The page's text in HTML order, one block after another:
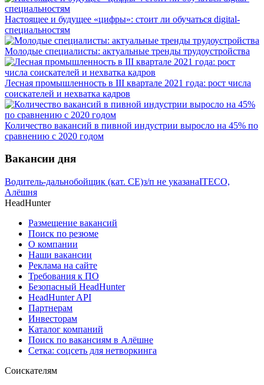
Настоящее и будущее «цифры»: стоит ли обучаться digital-
специальностям
Молодые специалисты: актуальные тренды трудоустройства
Лесная промышленность в III квартале 2021 года: рост числа
соискателей и нехватка кадров
Количество вакансий в пивной индустрии выросло на 45% по
сравнению с 2020 годом
Вакансии дня
Водитель-дальнобойщик (кат. CE)з/п не указанаITECO,
Алёшня
HeadHunter
Размещение вакансий
Поиск по резюме
О компании
Наши вакансии
Реклама на сайте
Требования к ПО
Безопасный HeadHunter
HeadHunter API
Партнерам
Инвесторам
Каталог компаний
Поиск по вакансиям в Алёшне
Сетка: соцсеть для нетворкинга
Соискателям